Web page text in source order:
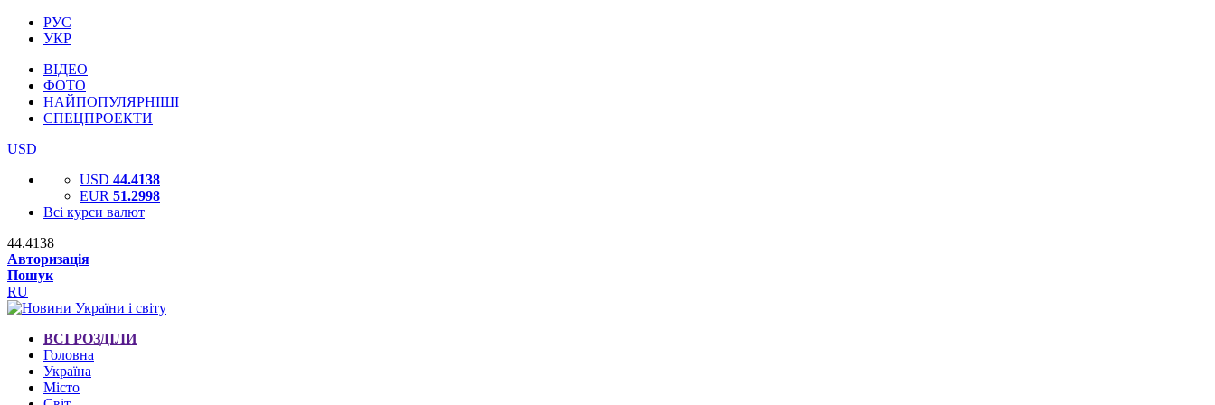
РУС
УКР
ВІДЕО
ФОТО
НАЙПОПУЛЯРНІШІ
СПЕЦПРОЕКТИ
USD
USD 44.4138
EUR 51.2998
Всі курси валют
44.4138
Авторизація
Пошук
RU
ВСІ РОЗДІЛИ
Головна
Україна
Місто